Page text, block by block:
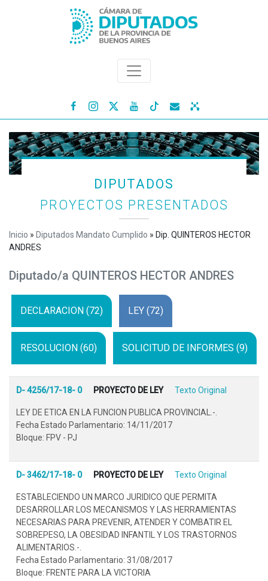
   
DIPUTADOS
PROYECTOS PRESENTADOS
Inicio » Diputados Mandato Cumplido » Dip. QUINTEROS HECTOR
ANDRES
Diputado/a QUINTEROS HECTOR ANDRES
DECLARACION (72) LEY (72)
RESOLUCION (60) SOLICITUD DE INFORMES (9)
D- 4256/17-18- 0 PROYECTO DE LEY Texto Original
LEY DE ETICA EN LA FUNCION PUBLICA PROVINCIAL.-.
Fecha Estado Parlamentario: 14/11/2017
Bloque: FPV - PJ
D- 3462/17-18- 0 PROYECTO DE LEY Texto Original
ESTABLECIENDO UN MARCO JURIDICO QUE PERMITA
DESARROLLAR LOS MECANISMOS Y LAS HERRAMIENTAS
NECESARIAS PARA PREVENIR, ATENDER Y COMBATIR EL
SOBREPESO, LA OBESIDAD INFANTIL Y LOS TRASTORNOS
ALIMENTARIOS.-.
Fecha Estado Parlamentario: 31/08/2017
Bloque: FRENTE PARA LA VICTORIA